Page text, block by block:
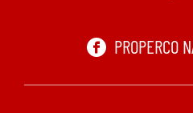
PROPERCO